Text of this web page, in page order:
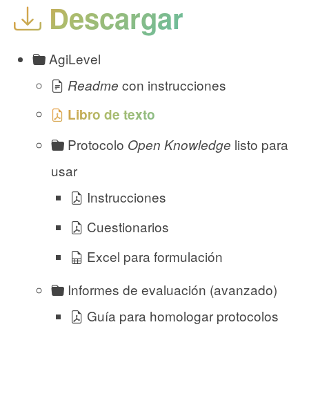
Descargar
AgiLevel
Readme con instrucciones
Libro de texto
Protocolo Open Knowledge listo para
usar
Instrucciones
Cuestionarios
Excel para formulación
Informes de evaluación (avanzado)
Guía para homologar protocolos